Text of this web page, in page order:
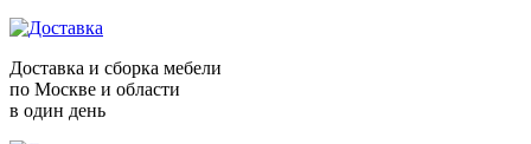
Доставка и сборка мебели
по Москве и области
в один день